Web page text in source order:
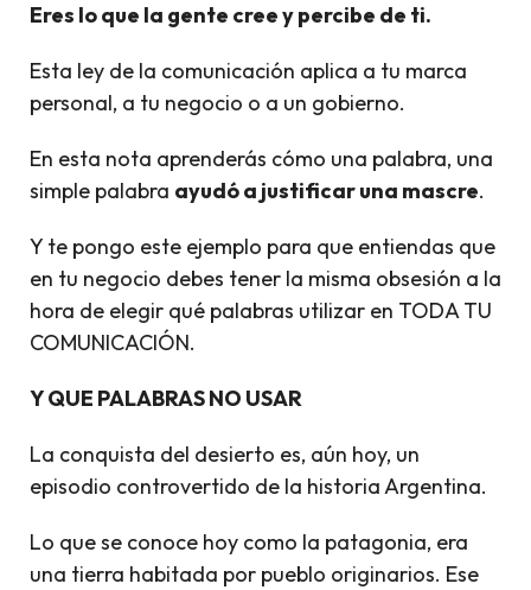
Eres lo que la gente cree y percibe de ti.
Esta ley de la comunicación aplica a tu marca
personal, a tu negocio o a un gobierno.
En esta nota aprenderás cómo una palabra, una
simple palabra ayudó a justificar una mascre.
Y te pongo este ejemplo para que entiendas que
en tu negocio debes tener la misma obsesión a la
hora de elegir qué palabras utilizar en TODA TU
COMUNICACIÓN.
Y QUE PALABRAS NO USAR
La conquista del desierto es, aún hoy, un
episodio controvertido de la historia Argentina.
Lo que se conoce hoy como la patagonia, era
una tierra habitada por pueblo originarios. Ese